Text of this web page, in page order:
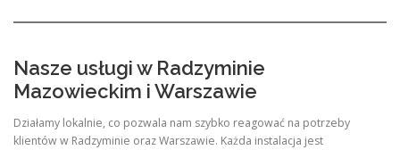
Nasze usługi w Radzyminie
Mazowieckim i Warszawie
Działamy lokalnie, co pozwala nam szybko reagować na potrzeby
klientów w Radzyminie oraz Warszawie. Każda instalacja jest